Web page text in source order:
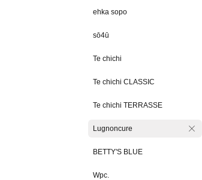
ehka sopo
sō4ū
Te chichi
Te chichi CLASSIC
Te chichi TERRASSE
Lugnoncure
BETTY'S BLUE
Wpc.